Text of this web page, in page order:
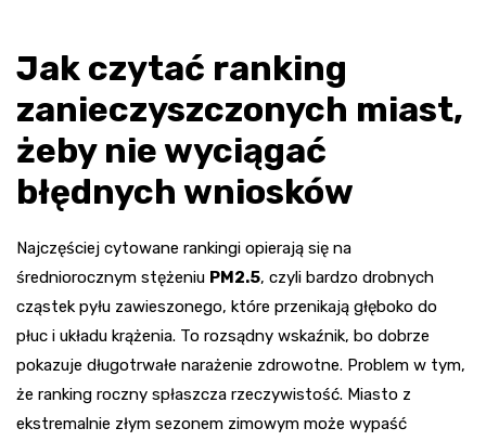
Jak czytać ranking
zanieczyszczonych miast,
żeby nie wyciągać
błędnych wniosków
Najczęściej cytowane rankingi opierają się na
średniorocznym stężeniu PM2.5, czyli bardzo drobnych
cząstek pyłu zawieszonego, które przenikają głęboko do
płuc i układu krążenia. To rozsądny wskaźnik, bo dobrze
pokazuje długotrwałe narażenie zdrowotne. Problem w tym,
że ranking roczny spłaszcza rzeczywistość. Miasto z
ekstremalnie złym sezonem zimowym może wypaść